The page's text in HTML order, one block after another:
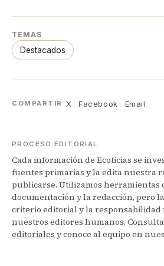
TEMAS
Destacados
COMPARTIR X Facebook Email
PROCESO EDITORIAL
Cada información de Ecoticias se
fuentes primarias y la edita nuestra
publicarse. Utilizamos herramientas
documentación y la redacción, pero
criterio editorial y la responsabilidad
nuestros editores humanos.
editoriales y conoce al equipo en